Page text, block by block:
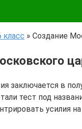
класс » Создание
заключается в
тест под
усилия